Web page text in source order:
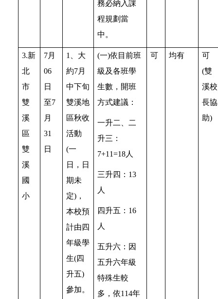
務必納入課
程規劃當
中。
3.新
北
市
雙
溪
區
雙
溪
國
小
7月
06
日
至7
月
31
日
1、大
約7月
中下旬
雙溪地
區秋收
活動
(一
日，日
期未
定)，
本校預
計由四
年級學
生(四
升五)
參加。
(一)依目前班
級及各班學
生數，開班
方式建議：
一升二、二
升三：
7+11=18人
三升四：13
人
四升五：16
人
五升六：因
五升六年級
特殊生較
多，依114年
可 均有
可
(雙
溪校
長協
助)